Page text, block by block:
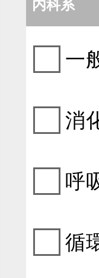
内科系
一
消
呼
循